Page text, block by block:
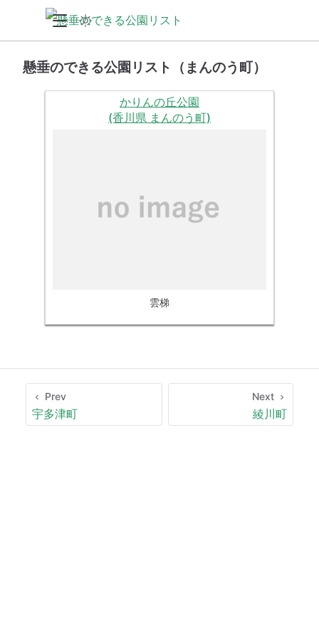
懸垂のできる公園リスト（まんのう町）
かりんの丘公園
(香川県 まんのう町)
雲梯
Prev
宇多津町
Next
綾川町